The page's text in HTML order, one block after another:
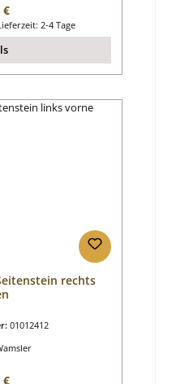
Preis:
€
2-4 Tage
rechts
01012412
Preis:
€